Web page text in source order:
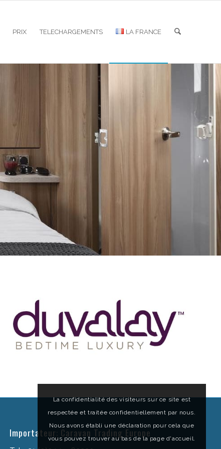
PRIX TELECHARGEMENTS LA FRANCE
Importateur: Caravan Trading Europe
La confidentialité des visiteurs sur ce site est
respectée et traitée confidentiellement par nous.
Nous avons établi une déclaration pour cela que
vous pouvez trouver au bas de la page d'accueil.